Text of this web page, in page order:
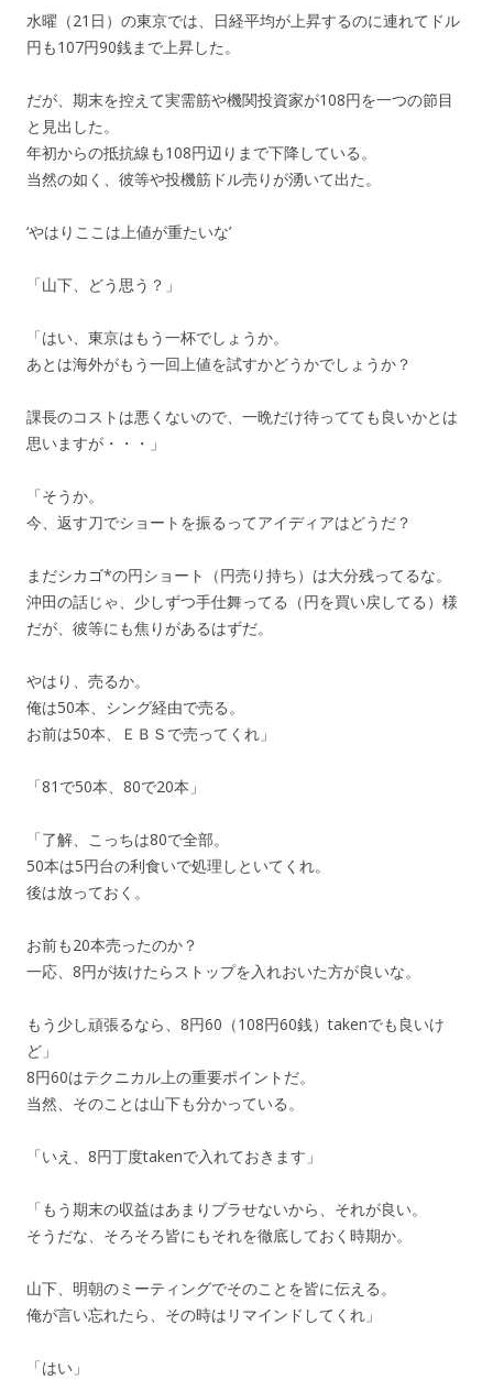
水曜（21日）の東京では、日経平均が上昇するのに連れてドル
円も107円90銭まで上昇した。
だが、期末を控えて実需筋や機関投資家が108円を一つの節目
と見出した。
年初からの抵抗線も108円辺りまで下降している。
当然の如く、彼等や投機筋ドル売りが湧いて出た。
‘やはりここは上値が重たいな’
「山下、どう思う？」
「はい、東京はもう一杯でしょうか。
あとは海外がもう一回上値を試すかどうかでしょうか？
課長のコストは悪くないので、一晩だけ待ってても良いかとは
思いますが・・・」
「そうか。
今、返す刀でショートを振るってアイディアはどうだ？
まだシカゴ*の円ショート（円売り持ち）は大分残ってるな。
沖田の話じゃ、少しずつ手仕舞ってる（円を買い戻してる）様
だが、彼等にも焦りがあるはずだ。
やはり、売るか。
俺は50本、シング経由で売る。
お前は50本、ＥＢＳで売ってくれ」
「81で50本、80で20本」
「了解、こっちは80で全部。
50本は5円台の利食いで処理しといてくれ。
後は放っておく。
お前も20本売ったのか？
一応、8円が抜けたらストップを入れおいた方が良いな。
もう少し頑張るなら、8円60（108円60銭）takenでも良いけ
ど」
8円60はテクニカル上の重要ポイントだ。
当然、そのことは山下も分かっている。
「いえ、8円丁度takenで入れておきます」
「もう期末の収益はあまりブラせないから、それが良い。
そうだな、そろそろ皆にもそれを徹底しておく時期か。
山下、明朝のミーティングでそのことを皆に伝える。
俺が言い忘れたら、その時はリマインドしてくれ」
「はい」